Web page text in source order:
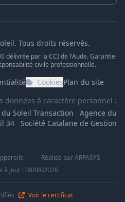
Tous droits réservés.
délivrée par la CCI de l'Aude. Garantie
civile professionnelle.
CookiesPlan du site
données à caractère personnel :
Soleil Transaction · Agence du
34 · Société Catalane de Gestion
· Réalisé parARPASYS
à jour : 08/08/2026
Voir le certificat